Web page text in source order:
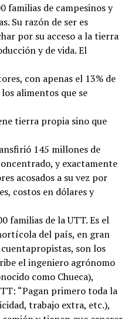
familias de campesinos y
Su razón de ser es
por su acceso a la tierra
y de vida. El
con apenas el 13% de
alimentos que se
tierra propia sino que
145 millones de
y exactamente
acosados a su vez por
costos en dólares y
familias de la UTT. Es el
del país, en gran
son los
el ingeniero agrónomo
como Chueca),
“Pagan primero toda la
trabajo extra, etc.),